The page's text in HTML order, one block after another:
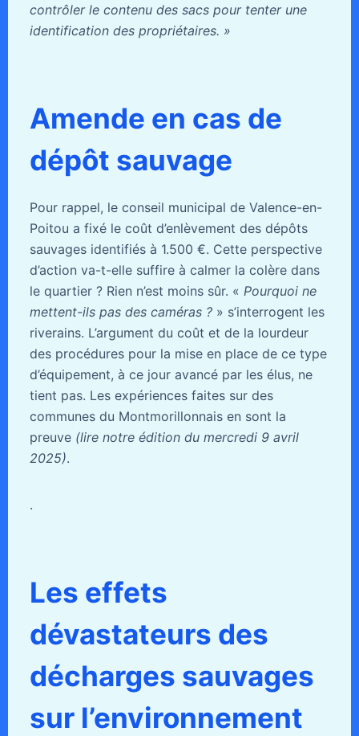
contrôler le contenu des sacs pour tenter une
identification des propriétaires. »
Amende en cas de
dépôt sauvage
Pour rappel, le conseil municipal de Valence-en-
Poitou a fixé le coût d’enlèvement des dépôts
sauvages identifiés à 1.500 €. Cette perspective
d’action va-t-elle suffire à calmer la colère dans
le quartier ? Rien n’est moins sûr. « Pourquoi ne
mettent-ils pas des caméras ? » s’interrogent les
riverains. L’argument du coût et de la lourdeur
des procédures pour la mise en place de ce type
d’équipement, à ce jour avancé par les élus, ne
tient pas. Les expériences faites sur des
communes du Montmorillonnais en sont la
preuve (lire notre édition du mercredi 9 avril
2025).
.
Les effets
dévastateurs des
décharges sauvages
sur l’environnement